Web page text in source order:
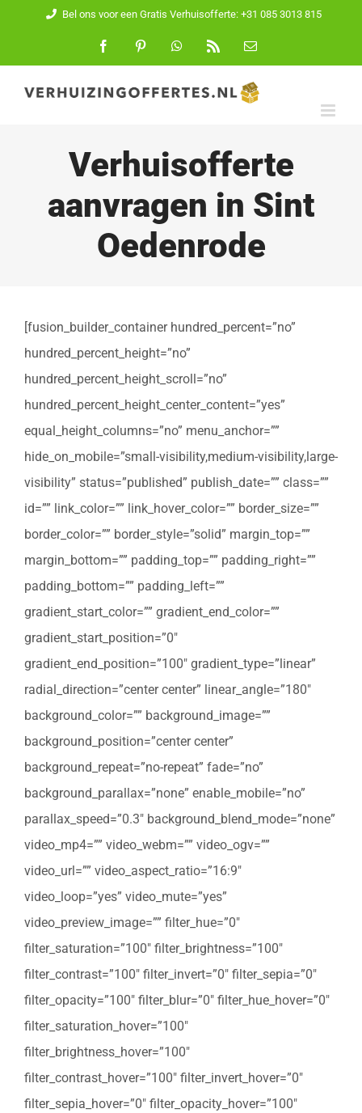
inhoud
Bel ons voor een Gratis Verhuisofferte: +31 085 3013 815
FacebookPinterest WhatsApp
E-
Verhuisofferte
aanvragen in Sint
Oedenrode
[fusion_builder_container hundred_percent=”no”
hundred_percent_height=”no”
hundred_percent_height_scroll=”no”
hundred_percent_height_center_content=”yes”
equal_height_columns=”no” menu_anchor=””
hide_on_mobile=”small-visibility,medium-visibility,large-
visibility” status=”published” publish_date=”” class=””
id=”” link_color=”” link_hover_color=”” border_size=””
border_color=”” border_style=”solid” margin_top=””
margin_bottom=”” padding_top=”” padding_right=””
padding_bottom=”” padding_left=””
gradient_start_color=”” gradient_end_color=””
gradient_start_position=”0″
gradient_end_position=”100″ gradient_type=”linear”
radial_direction=”center center” linear_angle=”180″
background_color=”” background_image=””
background_position=”center center”
background_repeat=”no-repeat” fade=”no”
background_parallax=”none” enable_mobile=”no”
parallax_speed=”0.3″ background_blend_mode=”none”
video_mp4=”” video_webm=”” video_ogv=””
video_url=”” video_aspect_ratio=”16:9″
video_loop=”yes” video_mute=”yes”
video_preview_image=”” filter_hue=”0″
filter_saturation=”100″ filter_brightness=”100″
filter_contrast=”100″ filter_invert=”0″ filter_sepia=”0″
filter_opacity=”100″ filter_blur=”0″ filter_hue_hover=”0″
filter_saturation_hover=”100″
filter_brightness_hover=”100″
filter_contrast_hover=”100″ filter_invert_hover=”0″
filter_sepia_hover=”0″ filter_opacity_hover=”100″